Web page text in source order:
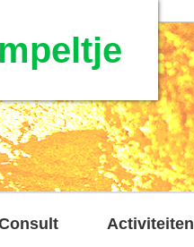
Activiteiten